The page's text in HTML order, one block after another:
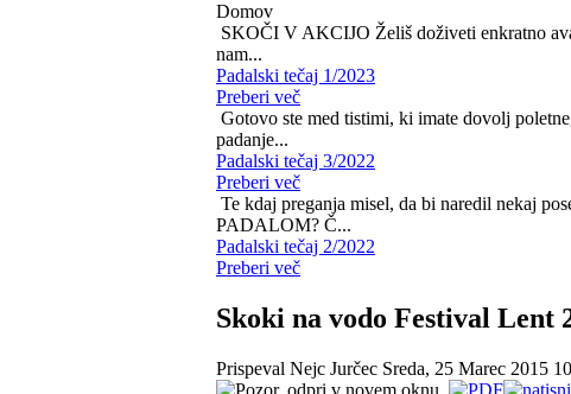
Domov
SKOČI V AKCIJO Želiš doživeti enkratno
nam...
Padalski tečaj 1/2023
Preberi več
Gotovo ste med tistimi, ki imate dovolj
padanje...
Padalski tečaj 3/2022
Preberi več
Te kdaj preganja misel, da bi naredil nekaj
PADALOM? Č...
Padalski tečaj 2/2022
Preberi več
Skoki na vodo Festival Lent
Prispeval Nejc Jurčec Sreda, 25 Marec 2015